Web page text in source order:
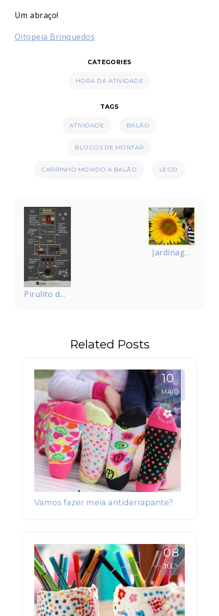
Um abraço!
Oitopeia Brinquedos
CATEGORIES
HORA DA ATIVIDADE
TAGS
ATIVIDADE BALÃO
BLOCOS DE MONTAR
CARRINHO MOVIDO A BALÃO LEGO
Navegação
de
Post
Pirulito de
Jardinagem
Related Posts
10
MAIO
Vamos fazer meia antiderrapante?
08
JUL